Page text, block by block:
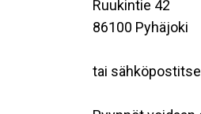
Ruukintie 42
86100 Pyhäjoki
tai